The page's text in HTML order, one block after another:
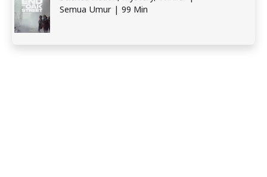
Semua Umur | 99 Min